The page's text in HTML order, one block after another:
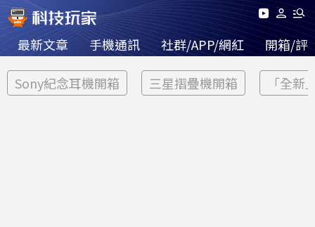
最新文章 手機通訊 社群/APP/網紅 開箱/評
Sony紀念耳機開箱 三星摺疊機開箱 「全新